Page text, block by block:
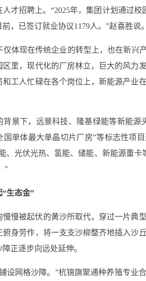
才招聘上。“2025年，集团计划通过校
，已签订就业协议1179人。”赵喜胜说。
体现在传统企业的转型上，也在新兴
里，现代化的厂房林立，巨大的风力
工人忙碌在各个岗位上，新能源产业
背景下，远景科技、隆基绿能等新能
国单体最大单晶切片厂房”等标志性项
、光伏光热、氢能、储能、新能源重卡
”
生态金”
慢被起伏的黄沙所取代，穿过一片典
身劳作，将一支支沙柳整齐地插入沙
正逐步向远处延伸。
设网格沙障。”杭锦旗聚通种养殖专业